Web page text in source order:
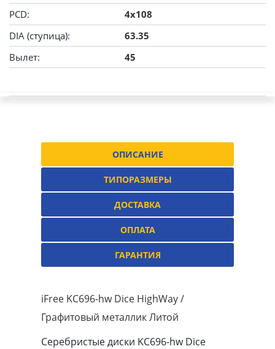
PCD:
4x108
DIA (ступица):
63.35
Вылет:
45
ОПИСАНИЕ
ТИПОРАЗМЕРЫ
ДОСТАВКА
ОПЛАТА
ГАРАНТИЯ
iFree KC696-hw Dice HighWay /
Графитовый металлик Литой
Серебристые диски KC696-hw Dice